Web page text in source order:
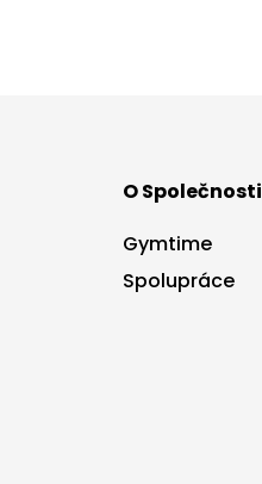
O Společnosti
Gymtime
Spolupráce